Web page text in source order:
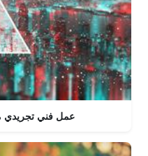
عمل فني تجريدي